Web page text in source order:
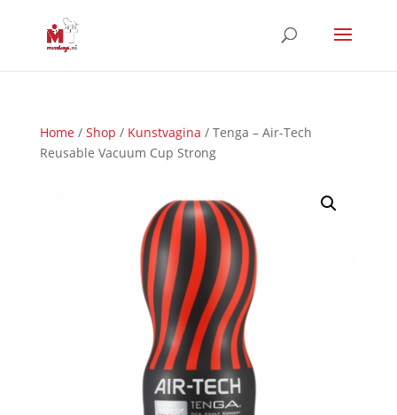
Home/ Shop / Kunstvagina / Tenga – Air-Tech
Reusable Vacuum Cup Strong